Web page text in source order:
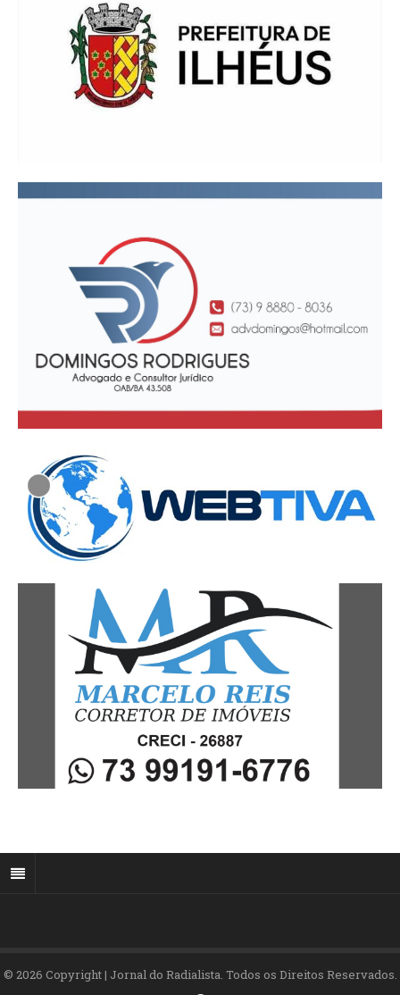
© 2026 Copyright | Jornal do Radialista. Todos os Direitos Reservados.